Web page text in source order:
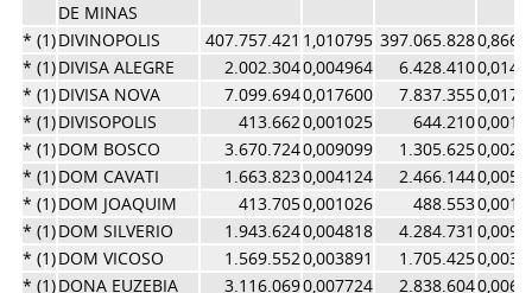
DE MINAS
* (1)DIVINOPOLIS 407.757.421 1,010795 397.065.828
* (1)DIVISA ALEGRE 2.002.3040,004964 6.428.410
* (1)DIVISA NOVA 7.099.6940,017600 7.837.355
* (1)DIVISOPOLIS 413.6620,001025 644.210
* (1)DOM BOSCO 3.670.7240,009099 1.305.625
* (1)DOM CAVATI 1.663.8230,004124 2.466.144
* (1)DOM JOAQUIM 413.7050,001026 488.553
* (1)DOM SILVERIO 1.943.6240,004818 4.284.731
* (1)DOM VICOSO 1.569.5520,003891 1.705.425
* (1)DONA EUZEBIA 3.116.0690,007724 2.838.604